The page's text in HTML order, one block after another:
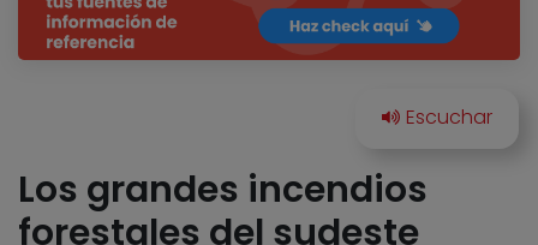
Los grandes incendios
forestales del sudeste